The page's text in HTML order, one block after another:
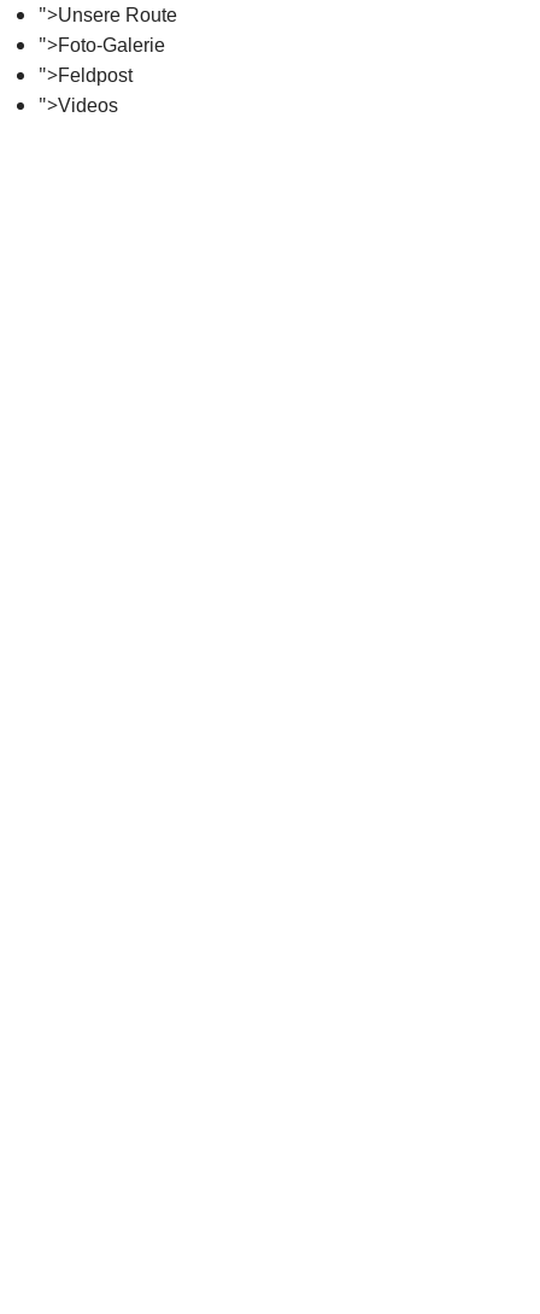
">Unsere Route
">Foto-Galerie
">Feldpost
">Videos